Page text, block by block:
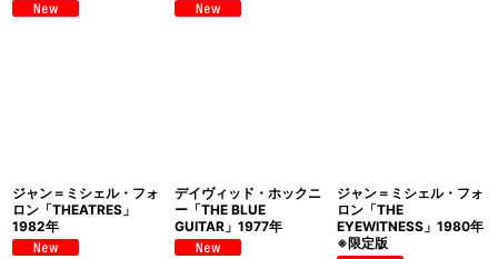
ジャン＝ミシェル・フォ
ロン「THEATRES」
1982年
デイヴィッド・ホックニ
ー「THE BLUE
GUITAR」1977年
ジャン＝ミシェル・フォ
ロン「THE
EYEWITNESS」1980年
※限定版